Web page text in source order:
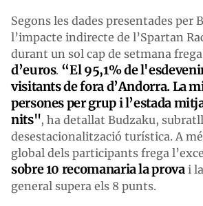
Segons les dades presentades per
l’impacte indirecte de l’Spartan
durant un sol cap de setmana
d’euros. “El 95,1% de
visitants de fora d’Andorra. La
persones per grup i l’estada
nits", ha detallat Budzaku,
desestacionalització turística. A
global dels participants frega
sobre 10 recomanaria la prova i
general supera els 8 punts.